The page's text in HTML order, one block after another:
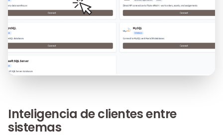
Inteligencia de clientes entre
sistemas